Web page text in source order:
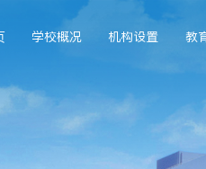
学校概况 机构设置 教